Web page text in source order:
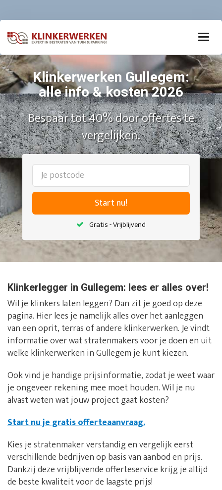
Klinkerwerken Gullegem:
alle info & kosten 2026
Bespaar tot 40% door offertes te
vergelijken.
Start nu!
Gratis - Vrijblijvend
Klinkerlegger in Gullegem: lees er alles over!
Wil je klinkers laten leggen? Dan zit je goed op deze
pagina. Hier lees je namelijk alles over het aanleggen
van een oprit, terras of andere klinkerwerken. Je vindt
informatie over wat stratenmakers voor je doen en uit
welke klinkerwerken in Gullegem je kunt kiezen.
Ook vind je handige prijsinformatie, zodat je weet waar
je ongeveer rekening mee moet houden. Wil je nu
alvast weten wat jouw project gaat kosten?
Start nu je gratis offerteaanvraag.
Kies je stratenmaker verstandig en vergelijk eerst
verschillende bedrijven op basis van aanbod en prijs.
Dankzij deze vrijblijvende offerteservice krijg je altijd
de beste kwaliteit voor de laagste prijs!